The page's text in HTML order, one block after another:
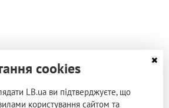
cookies
LB.ua ви підтверджуєте, що
користування сайтом та